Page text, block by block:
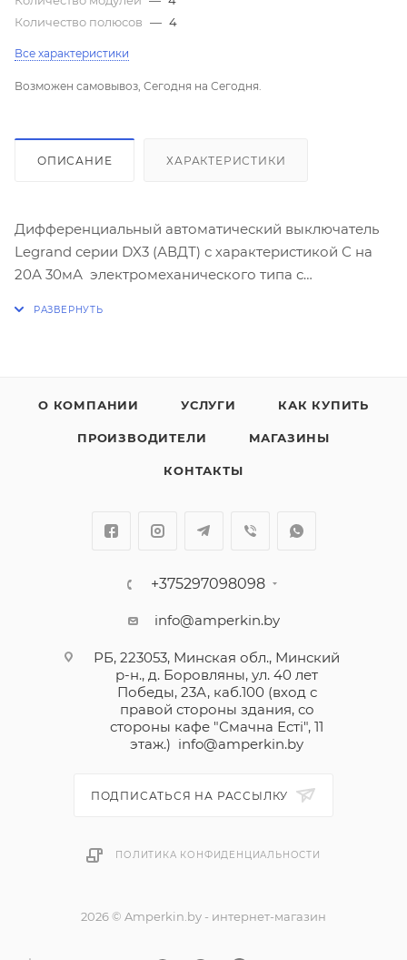
Количество полюсов — 4
Все характеристики
Возможен самовывоз, Сегодня на Сегодня.
ОПИСАНИЕ ХАРАКТЕРИСТИКИ
Дифференциальный автоматический выключатель
Legrand серии DX3 (АВДТ) с характеристикой С на
20А 30мА электромеханического типа с
- 10кА - согласно МЭК 60947-2
синусоидальным переменным дифференциальным
Дифференциальный автоматический выключатель
Легранд предназначен для управления,
сверхтоков и нарушений изоляции.
Защищает людей от поражения электрическим
током при прямом и косвенном прикосновении.
Возможность оснащения вспомогательными
принадлежностями для устройств серии DX3.
О КОМПАНИИ УСЛУГИ КАК КУПИТЬ
ПРОИЗВОДИТЕЛИ МАГАЗИНЫ
КОНТАКТЫ
+375297098098
info@amperkin.by
РБ, 223053, Минская обл., Минский
р-н., д. Боровляны, ул. 40 лет
Победы, 23А, каб.100 (вход с
правой стороны здания, со
стороны кафе "Смачна Естi", 11
этаж.) info@amperkin.by
ПОДПИСАТЬСЯ НА РАССЫЛКУ
ПОЛИТИКА КОНФИДЕНЦИАЛЬНОСТИ
2026 © Amperkin.by - интернет-магазин